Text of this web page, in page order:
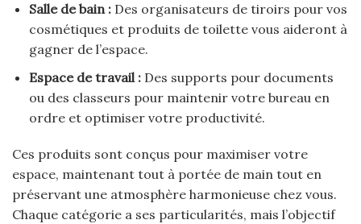
Salle de bain :Des organisateurs de tiroirs pour vos
cosmétiques et produits de toilette vous aideront à
gagner de l’espace.
Espace de travail :Des supports pour documents
ou des classeurs pour maintenir votre bureau en
ordre et optimiser votre productivité.
Ces produits sont conçus pour maximiser votre
espace, maintenant tout à portée de main tout en
préservant une atmosphère harmonieuse chez vous.
Chaque catégorie a ses particularités, mais l’objectif